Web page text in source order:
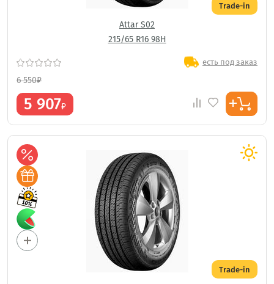
Trade-in
Attar S02
215/65 R16 98H
есть под заказ
6 550₽
5 907₽
Trade-in